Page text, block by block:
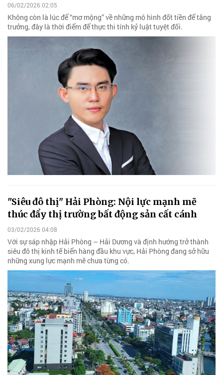
06/02/2026 02:05
Không còn là lúc để “mơ mộng” về những mô hình đốt tiền để tăng
trưởng, đây là thời điểm để thực thi tính kỷ luật tuyệt đối.
"Siêu đô thị" Hải Phòng: Nội lực mạnh mẽ
thúc đẩy thị trường bất động sản cất cánh
03/02/2026 04:08
Với sự sáp nhập Hải Phòng – Hải Dương và định hướng trở thành
siêu đô thị kinh tế biển hàng đầu khu vực, Hải Phòng đang sở hữu
những xung lực mạnh mẽ chưa từng có.